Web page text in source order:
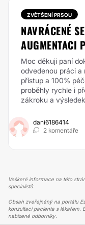
ZVĚTŠENÍ PRSOU
NAVRÁCENÉ
AUGMENTACI
Moc děkuji paní
odvedenou práci a
přístup a 100%
proběhly rychle i
zákroku a
dani6186414
2 komentáře
Veškeré informace na této
specialistů.
Obsah zveřejněný na portálu
konzultaci pacienta s lékařem.
nabízené odborníky.